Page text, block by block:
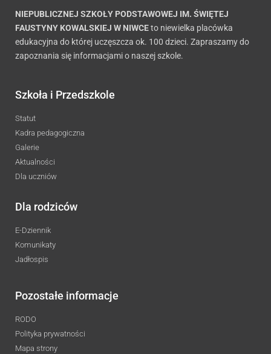
NIEPUBLICZNEJ SZKOŁY PODSTAWOWEJ IM. ŚWIĘTEJ
FAUSTYNY KOWALSKIEJ W NIWCEto niewielka placówka
edukacyjna do której uczęszcza ok. 100 dzieci. Zapraszamy do
zapoznania się informacjami o naszej szkole.
Szkoła i Przedszkole
Statut
Kadra pedagogiczna
Galerie
Aktualności
Dla uczniów
Dla rodziców
E-Dziennik
Komunikaty
Jadłospis
Pozostałe informacje
RODO
Polityka prywatności
Mapa strony